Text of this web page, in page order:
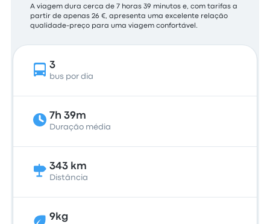
A viagem dura cerca de 7 horas 39 minutos e, com tarifas a
partir de apenas 26 €, apresenta uma excelente relação
qualidade-preço para uma viagem confortável.
3
bus por dia
7h 39m
Duração média
343 km
Distância
9kg